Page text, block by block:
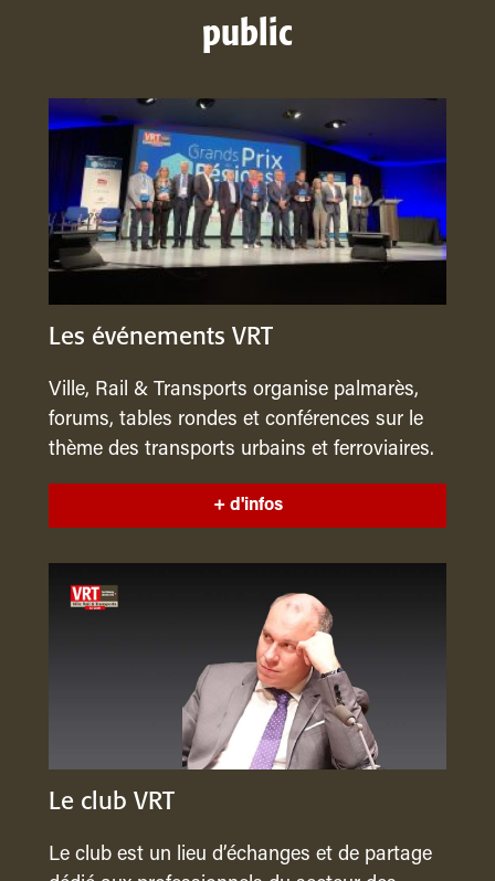
public
Les événements VRT
Ville, Rail & Transports organise palmarès,
forums, tables rondes et conférences sur le
thème des transports urbains et ferroviaires.
+ d'infos
Le club VRT
Le club est un lieu d’échanges et de partage